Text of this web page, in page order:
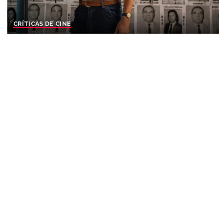
CRÍTICAS DE CINE